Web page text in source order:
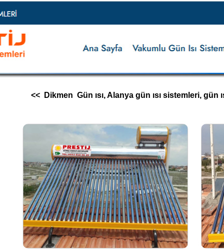
<< Dikmen Gün ısı, Alanya gün ısı sistemleri, gün